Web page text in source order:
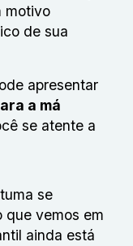
motivo
de sua
apresentar
a má
se atente a
se
que vemos em
ainda está